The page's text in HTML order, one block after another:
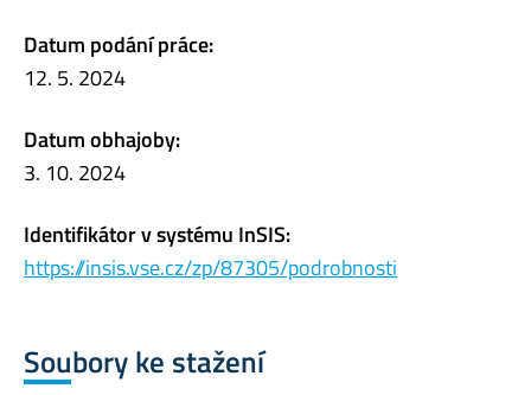
Datum podání práce:
12. 5. 2024
Datum obhajoby:
3. 10. 2024
Identifikátor v systému InSIS:
https://insis.vse.cz/zp/87305/podrobnosti
Soubory ke stažení